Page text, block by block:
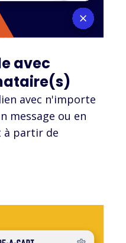
avec
avec n'importe
message ou en
à partir de